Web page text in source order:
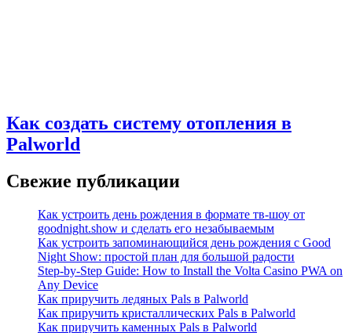
Как создать систему отопления в
Palworld
Свежие публикации
Как устроить день рождения в формате тв-шоу от
goodnight.show и сделать его незабываемым
Как устроить запоминающийся день рождения с Good
Night Show: простой план для большой радости
Step-by-Step Guide: How to Install the Volta Casino PWA on
Any Device
Как приручить ледяных Pals в Palworld
Как приручить кристаллических Pals в Palworld
Как приручить каменных Pals в Palworld